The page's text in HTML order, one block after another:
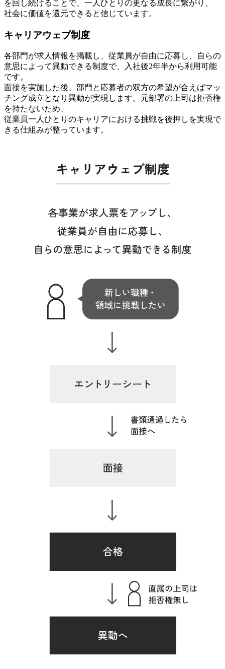
を回し続けることで、一人ひとりの更なる成長に繋がり、
社会に価値を還元できると信じています。
キャリアウェブ制度
各部門が求人情報を掲載し、従業員が自由に応募し、自らの
意思によって異動できる制度で、入社後2年半から利用可能
です。
面接を実施した後、部門と応募者の双方の希望が合えばマッ
チング成立となり異動が実現します。元部署の上司は拒否権
を持たないため、
従業員一人ひとりのキャリアにおける挑戦を後押しを実現で
きる仕組みが整っています。